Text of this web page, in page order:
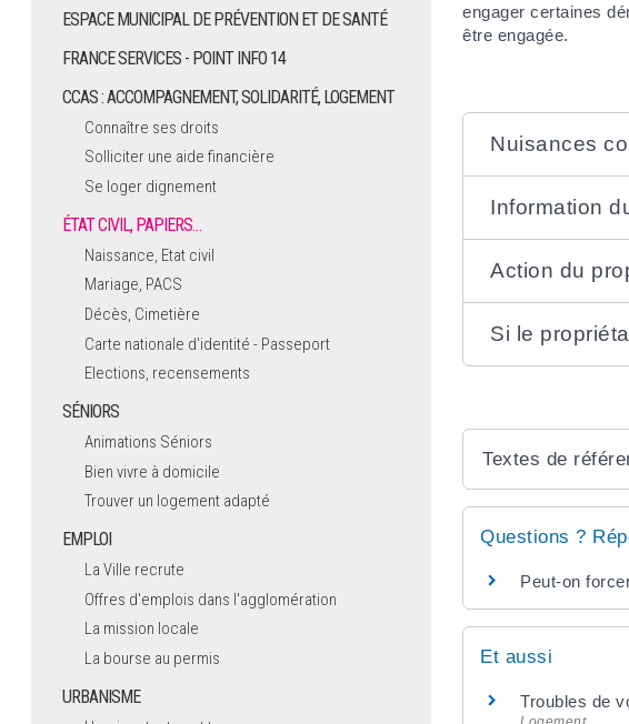
engager certaines
être engagée.
Nuisances
Information
Action du
Si le
Textes de
Questions ?
Peut-on
Et aussi
Troubles de
ESPACE MUNICIPAL DE PRÉVENTION ET DE SANTÉ
FRANCE SERVICES - POINT INFO 14
CCAS : ACCOMPAGNEMENT, SOLIDARITÉ, LOGEMENT
Connaître ses droits
Solliciter une aide financière
Se loger dignement
ÉTAT CIVIL, PAPIERS…
Naissance, Etat civil
Mariage, PACS
Décès, Cimetière
Carte nationale d'identité - Passeport
Elections, recensements
SÉNIORS
Animations Séniors
Bien vivre à domicile
Trouver un logement adapté
EMPLOI
La Ville recrute
Offres d'emplois dans l'agglomération
La mission locale
La bourse au permis
URBANISME